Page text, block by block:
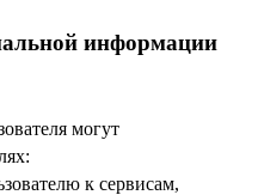
информации
могут
к сервисам,